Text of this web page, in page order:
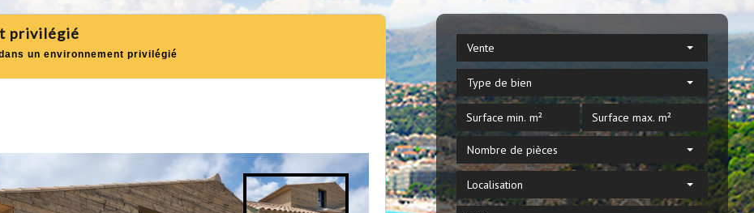
Vente
Type de bien
Nombre de pièces
Localisation
privilégié
un environnement privilégié